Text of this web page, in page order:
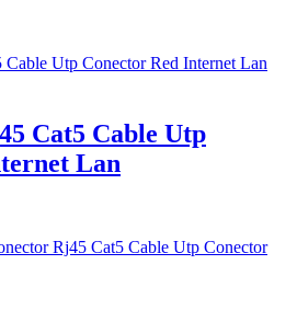
Cat5 Cable Utp
Lan